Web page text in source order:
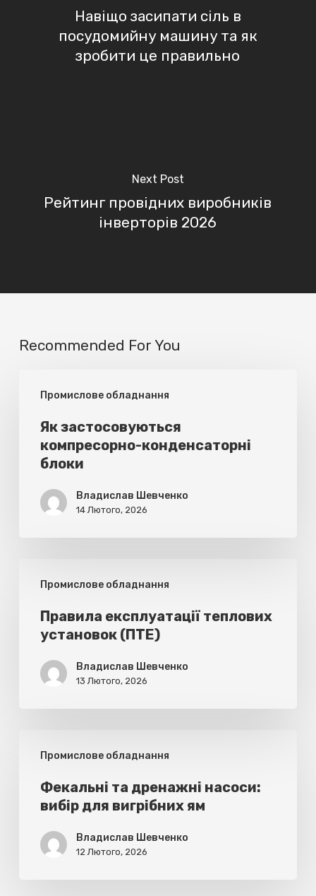
Навіщо засипати сіль в
посудомийну машину та як
зробити це правильно
Next Post
Рейтинг провідних виробників
інверторів 2026
Recommended For You
Промислове обладнання
застосовуються
компресорно-
конденсаторні
блоки
Як застосовуються
компресорно-конденсаторні
блоки
Владислав Шевченко
14 Лютого, 2026
Промислове обладнання
експлуатації
теплових
установок
(ПТЕ)
Правила експлуатації теплових
установок (ПТЕ)
Владислав Шевченко
13 Лютого, 2026
Промислове обладнання
дренажні
насоси:
вибір
Фекальні та дренажні насоси:
вибір для вигрібних ям
Владислав Шевченко
12 Лютого, 2026